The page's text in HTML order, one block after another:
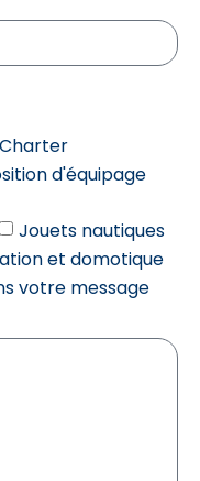
Charter
d'équipage
Jouets nautiques
et domotique
votre message